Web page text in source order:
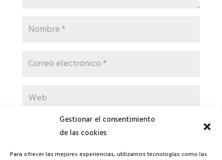
Gestionar el consentimiento
de las cookies
Para ofrecer las mejores experiencias, utilizamos tecnologías como las
Guarda mi nombre, correo electrónico y web en
este navegador para la próxima vez que comente.